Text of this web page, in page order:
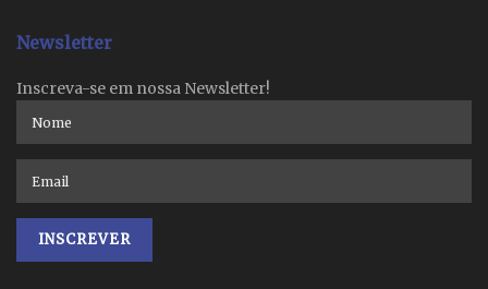
Newsletter
Inscreva-se em nossa Newsletter!